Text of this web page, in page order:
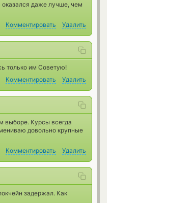
оказался даже лучше, чем
Комментировать
Удалить
только им Советую!
Комментировать
Удалить
выборе. Курсы всегда
довольно крупные
Комментировать
Удалить
задержал. Как